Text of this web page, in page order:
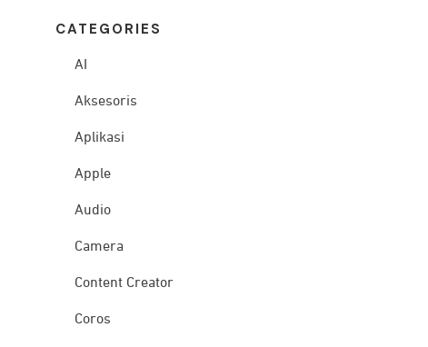
CATEG ORIES
AI
Aksesoris
Aplikasi
Apple
Audio
Camera
Content Creator
Coros